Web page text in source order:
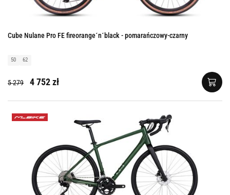
Cube Nulane Pro FE fireorange´n´black - pomarańczowy-czarny
50 62
5 279 4 752 zł